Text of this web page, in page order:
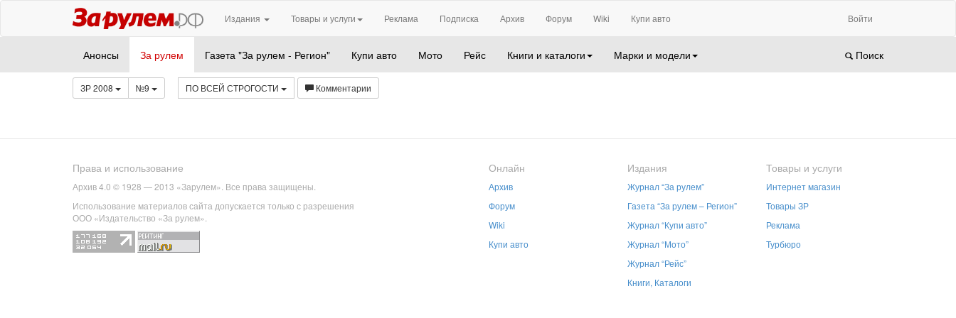
Издания Товары и услуги Реклама Подписка Архив Форум Wiki Купи авто Войти
Анонсы За рулем Газета "За рулем - Регион" Купи авто Мото Рейс Книги и каталоги Марки и модели Поиск
ЗР 2008 №9 ПО ВСЕЙ СТРОГОСТИ Комментарии
Права и использование
Архив 4.0 © 1928 — 2013 «Зарулем». Все права защищены.
Использование материалов сайта допускается только с разрешения
ООО «Издательство «За рулем».
Онлайн
Архив
Форум
Wiki
Купи авто
Издания
Журнал “За рулем”
Газета “За рулем – Регион”
Журнал “Купи авто”
Журнал “Мото”
Журнал “Рейс”
Книги, Каталоги
Товары и услуги
Интернет магазин
Товары ЗР
Реклама
Турбюро